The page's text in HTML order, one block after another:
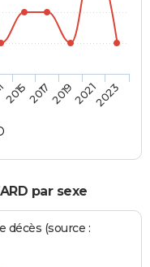
20152017201920212023
par sexe
décès (source :